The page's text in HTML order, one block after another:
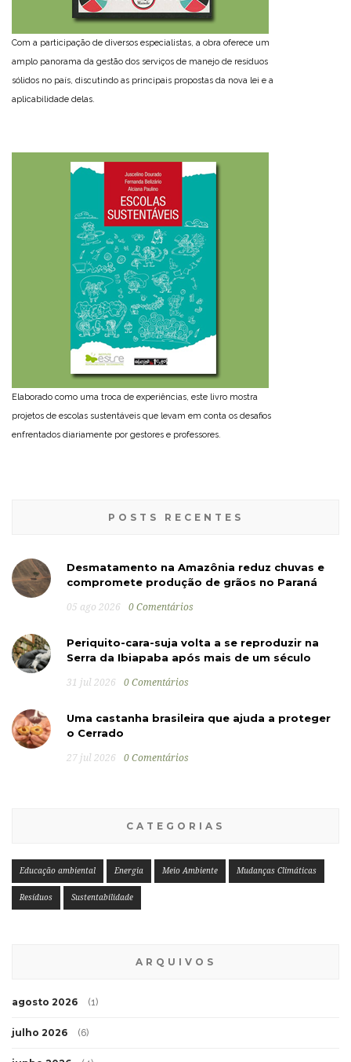
Com a participação de diversos especialistas, a obra oferece um
amplo panorama da gestão dos serviços de manejo de resíduos
sólidos no país, discutindo as principais propostas da nova lei e a
aplicabilidade delas.
Elaborado como uma troca de experiências, este livro mostra
projetos de escolas sustentáveis que levam em conta os desafios
enfrentados diariamente por gestores e professores.
POSTS RECENTES
Desmatamento na Amazônia reduz chuvas e
compromete produção de grãos no Paraná
05 ago 2026 0 Comentários
Periquito-cara-suja volta a se reproduzir na
Serra da Ibiapaba após mais de um século
31 jul 2026 0 Comentários
Uma castanha brasileira que ajuda a proteger
o Cerrado
27 jul 2026 0 Comentários
CATEGORIAS
Educação ambiental Energia Meio Ambiente Mudanças Climáticas
Resíduos Sustentabilidade
ARQUIVOS
agosto 2026 (1)
julho 2026 (6)